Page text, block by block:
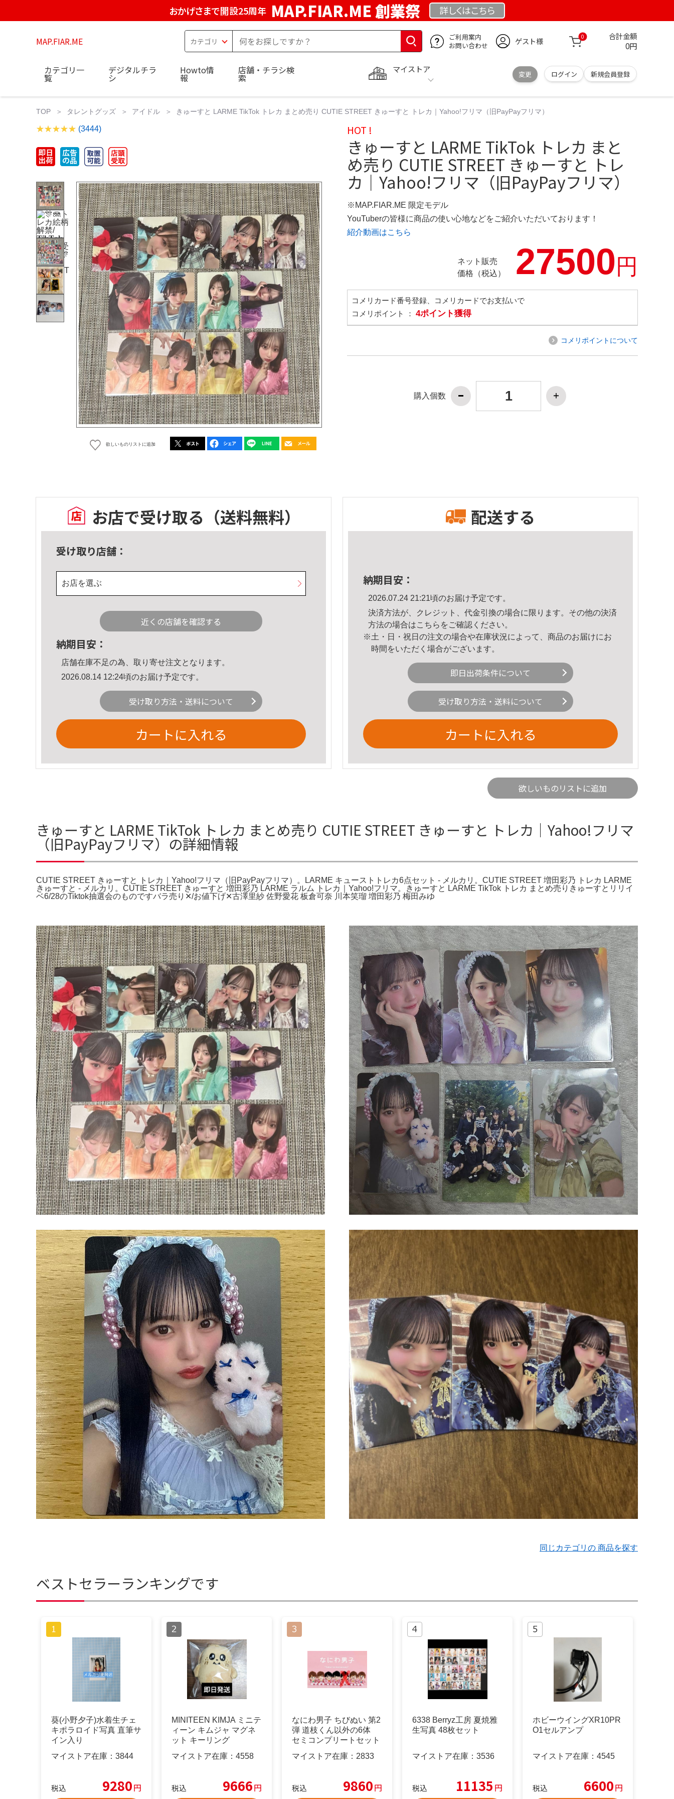
おかげさまで開設25周年 MAP.FIAR.ME 創業祭 詳しくはこちら
MAP.FIAR.ME
ご利用案内
お問い合わせ
ゲスト様 0 合計金額
0円
マイストア
変更 ログイン 新規会員登録
カテゴリ一
覧
デジタルチラ
シ
Howto情
報
店舗・チラシ検
索
TOP タレントグッズ アイドル きゅーすと LARME TikTok トレカ まとめ売り CUTIE STREET きゅーすと トレカ｜Yahoo!フリマ（旧PayPayフリマ）
(3444)
欲しいものリストに追加
HOT !
きゅーすと LARME TikTok トレカ まと
め売り CUTIE STREET きゅーすと トレ
カ｜Yahoo!フリマ（旧PayPayフリマ）
※MAP.FIAR.ME 限定モデル
YouTuberの皆様に商品の使い心地などをご紹介いただいております！
紹介動画はこちら
ネット販売
価格（税込）
27500円
コメリカード番号登録、コメリカードでお支払いで
コメリポイント ： 4ポイント獲得
コメリポイントについて
購入個数
お店で受け取る （送料無料）
受け取り店舗：
お店を選ぶ
近くの店舗を確認する
納期目安：
店舗在庫不足の為、取り寄せ注文となります。
2026.08.14 12:24頃のお届け予定です。
受け取り方法・送料について
カートに入れる
配送する
納期目安：
2026.07.24 21:21頃のお届け予定です。
決済方法が、クレジット、代金引換の場合に限ります。その他の決済
方法の場合はこちら をご確認ください。
※土・日・祝日の注文の場合や在庫状況によって、商品のお届けにお
時間をいただく場合がございます。
即日出荷条件について
受け取り方法・送料について
カートに入れる
欲しいものリストに追加
きゅーすと LARME TikTok トレカ まとめ売り CUTIE STREET きゅーすと トレカ｜Yahoo!フリマ
（旧PayPayフリマ）の詳細情報
CUTIE STREET きゅーすと トレカ｜Yahoo!フリマ（旧PayPayフリマ）。LARME キューストトレカ6点セット - メルカリ。CUTIE STREET 増田彩乃 トレカ LARME
きゅーすと - メルカリ。CUTIE STREET きゅーすと 増田彩乃 LARME ラルム トレカ｜Yahoo!フリマ。きゅーすと LARME TikTok トレカ まとめ売りきゅーすとリリイ
ベ6/28のTiktok抽選会のものですバラ売り‪✕‬/お値下げ‪✕‬古澤里紗 佐野愛花 板倉可奈 川本笑瑠 増田彩乃 梅田みゆ
同じカテゴリの 商品を探す
ベストセラーランキングです
葵(小野夕子)水着生チェ
キポラロイド写真 直筆サ
イン入り
マイストア在庫： 3844
税込 9280円
MINITEEN KIMJA ミニテ
ィーン キムジャ マグネ
ット キーリング
マイストア在庫： 4558
税込 9666円
なにわ男子 ちびぬい 第2
弾 道枝くん以外の6体
セミコンプリートセット
マイストア在庫： 2833
税込 9860円
6338 Berryz工房 夏焼雅
生写真 48枚セット
マイストア在庫： 3536
税込 11135 円
ホビーウイングXR10PR
O1セルアンプ
マイストア在庫： 4545
税込 6600円